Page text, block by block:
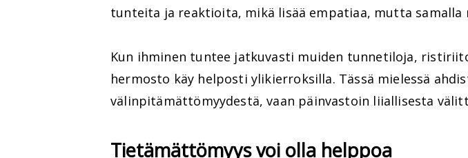
tunteita ja reaktioita, mikä lisää empatiaa, mutta samalla
Kun ihminen tuntee jatkuvasti muiden tunnetiloja,
hermosto käy helposti ylikierroksilla. Tässä mielessä
välinpitämättömyydestä, vaan päinvastoin liiallisesta
Tietämättömyys voi olla helppoa